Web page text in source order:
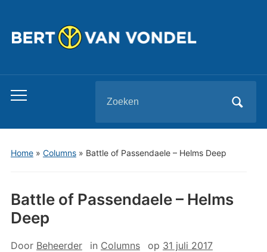
Toggle
menu
naar:
Home» Columns» Battle of Passendaele – Helms Deep
Battle of Passendaele – Helms
Deep
Door Beheerder in Columns op 31 juli 2017